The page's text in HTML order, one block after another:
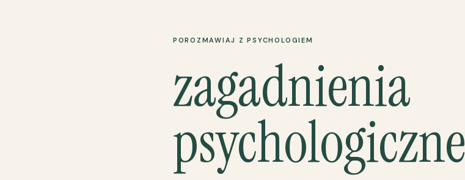
POROZMAWIAJ Z PSYCHOLOGIEM
zagadnienia
psychologiczne